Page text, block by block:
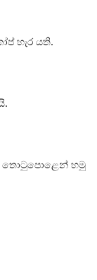
හැර යති.
තොටුපොළෙන් හමු